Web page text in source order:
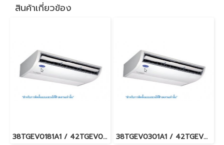
สินค้าเกี่ยวข้อง
38TGEV0181A1 / 42TGEV0181CP (220V.) แอร์แคเรียร์ รุ่นแขวนใต้ฝ้า ระบบอินเวอร์เตอร์ Carrier XPOWER Under Ceiling Type Inverter น้ำยา R32 พร้อมบริการติดตั้ง 38TGEV0301A1 / 42TGEV0301CP (220V.) แอร์แคเรียร์ รุ่นแขวนใต้ฝ้า ระบบอินเวอร์เตอร์ Carrier XPOWER Under Ceiling Type Inverter น้ำยา R32 พร้อมบริการติดตั้ง